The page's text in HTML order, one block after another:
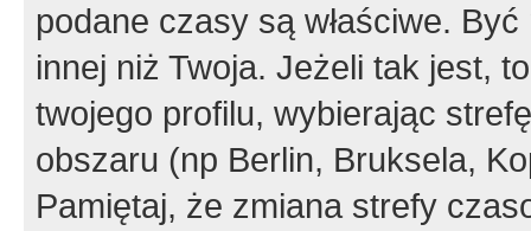
podane czasy są właściwe.
innej niż Twoja. Jeżeli tak jest,
twojego profilu, wybierając
obszaru (np Berlin, Bruksela,
Pamiętaj, że zmiana strefy